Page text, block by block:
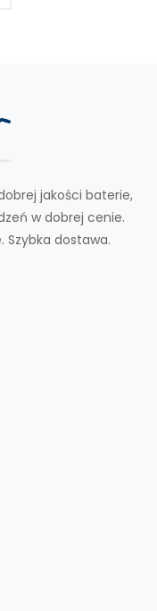
jakości baterie,
w dobrej cenie.
dostawa.